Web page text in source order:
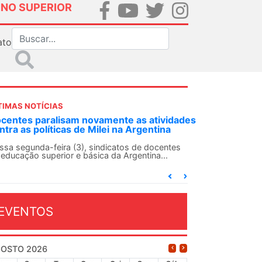
SUPERIOR
NOTÍCIAS
as atividades
na Argentina
de docentes
da Argentina...
ANDES-SN convoca docentes
Solidariedade Internacionalista
13 de agosto
O ANDES-SN conclama suas
2026